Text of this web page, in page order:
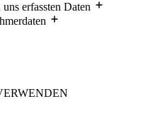
erfassten Daten